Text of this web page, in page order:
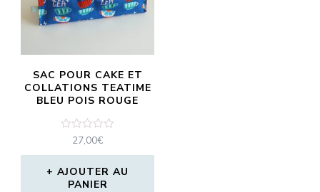
SAC POUR CAKE ET
COLLATIONS TEATIME
BLEU POIS ROUGE
Note
sur
5
27,00€
AJOUTER AU
PANIER